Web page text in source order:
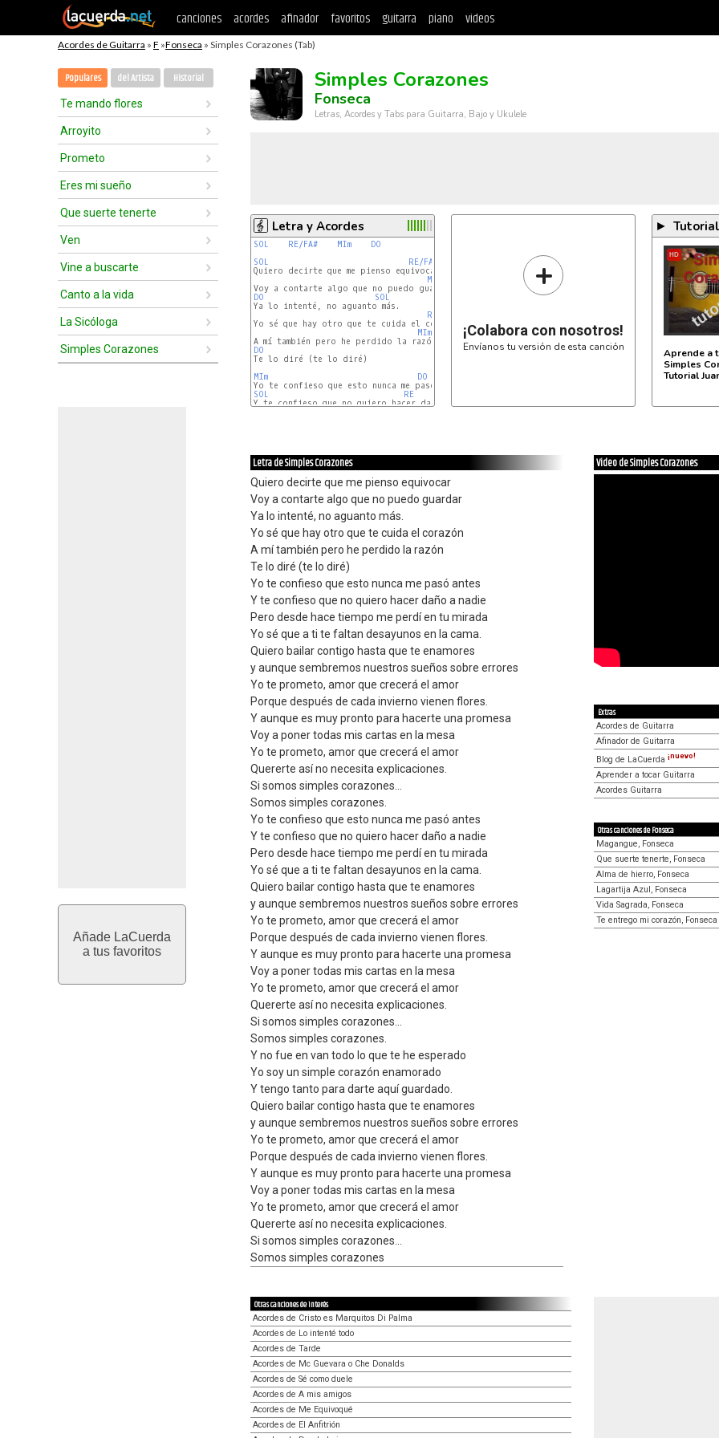
canciones acordes afinador favoritos guitarra piano videos
Acordes de Guitarra » F »Fonseca » Simples Corazones (Tab)
Populares del Artista Historial
Te mando flores
Arroyito
Prometo
Eres mi sueño
Que suerte tenerte
Ven
Vine a buscarte
Canto a la vida
La Sicóloga
Simples Corazones
Añade LaCuerda
a tus favoritos
Simples Corazones
Fonseca
Letras, Acordes y Tabs para Guitarra, Bajo y Ukulele
Letra y Acordes
SOL RE/FA# MIm
DO
SOL
RE/FA#
Quiero decirte que me pienso equivocar
MIm
DO
SOL
Ya lo intenté, no aguanto más.
RE/FA#
Yo sé que hay otro que te cuida el corazón
MIm
DO
MIm
DO
SOL
RE
+
¡Colabora con nosotros!
Envíanos tu versión de esta canción
► Tutorial
HD
Aprende a
Simples
Tutorial
Letra de Simples Corazones
Quiero decirte que me pienso equivocar
Voy a contarte algo que no puedo guardar
Ya lo intenté, no aguanto más.
Yo sé que hay otro que te cuida el corazón
A mí también pero he perdido la razón
Te lo diré (te lo diré)
Yo te confieso que esto nunca me pasó antes
Y te confieso que no quiero hacer daño a nadie
Pero desde hace tiempo me perdí en tu mirada
Yo sé que a ti te faltan desayunos en la cama.
Quiero bailar contigo hasta que te enamores
y aunque sembremos nuestros sueños sobre errores
Yo te prometo, amor que crecerá el amor
Porque después de cada invierno vienen flores.
Y aunque es muy pronto para hacerte una promesa
Voy a poner todas mis cartas en la mesa
Yo te prometo, amor que crecerá el amor
Quererte así no necesita explicaciones.
Si somos simples corazones...
Somos simples corazones.
Yo te confieso que esto nunca me pasó antes
Y te confieso que no quiero hacer daño a nadie
Pero desde hace tiempo me perdí en tu mirada
Yo sé que a ti te faltan desayunos en la cama.
Quiero bailar contigo hasta que te enamores
y aunque sembremos nuestros sueños sobre errores
Yo te prometo, amor que crecerá el amor
Porque después de cada invierno vienen flores.
Y aunque es muy pronto para hacerte una promesa
Voy a poner todas mis cartas en la mesa
Yo te prometo, amor que crecerá el amor
Quererte así no necesita explicaciones.
Si somos simples corazones...
Somos simples corazones.
Y no fue en van todo lo que te he esperado
Yo soy un simple corazón enamorado
Y tengo tanto para darte aquí guardado.
Quiero bailar contigo hasta que te enamores
y aunque sembremos nuestros sueños sobre errores
Yo te prometo, amor que crecerá el amor
Porque después de cada invierno vienen flores.
Y aunque es muy pronto para hacerte una promesa
Voy a poner todas mis cartas en la mesa
Yo te prometo, amor que crecerá el amor
Quererte así no necesita explicaciones.
Si somos simples corazones...
Somos simples corazones
Video de Simples Corazones
Extras
Acordes de Guitarra
Afinador de Guitarra
Blog de LaCuerda ¡nuevo!
Aprender a tocar Guitarra
Acordes Guitarra
Otras canciones de Fonseca
Magangue, Fonseca
Que suerte tenerte, Fonseca
Alma de hierro, Fonseca
Lagartija Azul, Fonseca
Vida Sagrada, Fonseca
Te entrego mi corazón, Fonseca
Otras canciones de interés
Acordes de Cristo es Marquitos Di Palma
Acordes de Lo intenté todo
Acordes de Tarde
Acordes de Mc Guevara o Che Donalds
Acordes de Sé como duele
Acordes de A mis amigos
Acordes de Me Equivoqué
Acordes de El Anfitrión